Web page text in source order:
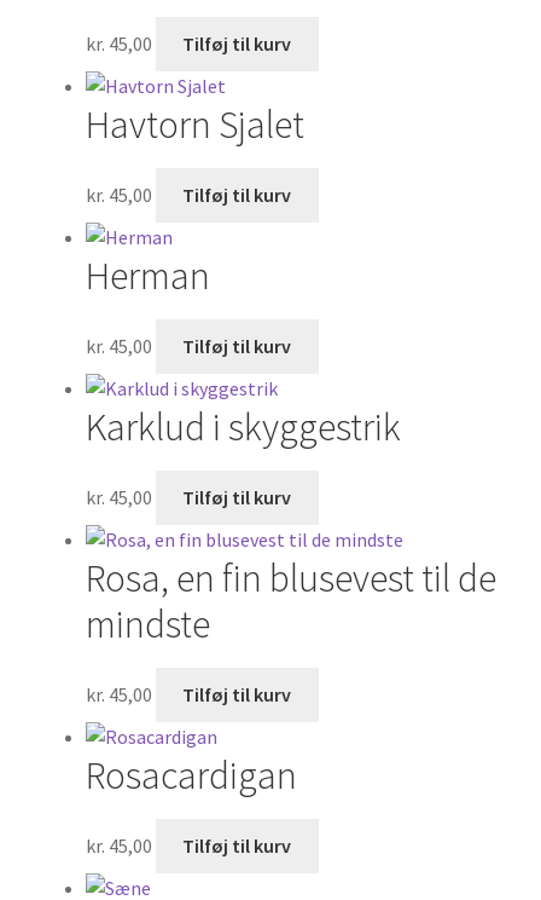
kr. 45,00 Tilføj til kurv
Havtorn Sjalet
kr. 45,00 Tilføj til kurv
Herman
kr. 45,00 Tilføj til kurv
Karklud i skyggestrik
kr. 45,00 Tilføj til kurv
Rosa, en fin blusevest til de
mindste
kr. 45,00 Tilføj til kurv
Rosacardigan
kr. 45,00 Tilføj til kurv